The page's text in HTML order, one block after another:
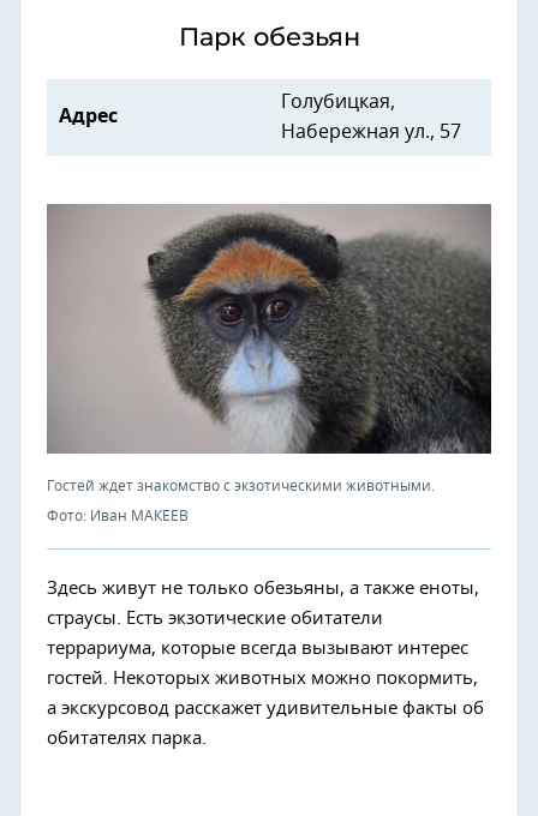
Парк обезьян
Адрес
Голубицкая,
Набережная ул., 57
Гостей ждет знакомство с экзотическими животными.
Фото: Иван МАКЕЕВ
Здесь живут не только обезьяны, а также еноты,
страусы. Есть экзотические обитатели
террариума, которые всегда вызывают интерес
гостей. Некоторых животных можно покормить,
а экскурсовод расскажет удивительные факты об
обитателях парка.